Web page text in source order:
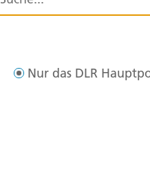
Nur das DLR